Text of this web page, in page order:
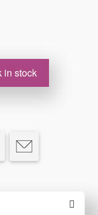
in stock